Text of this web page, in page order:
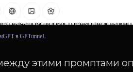
в GPTunneL
этими промптами